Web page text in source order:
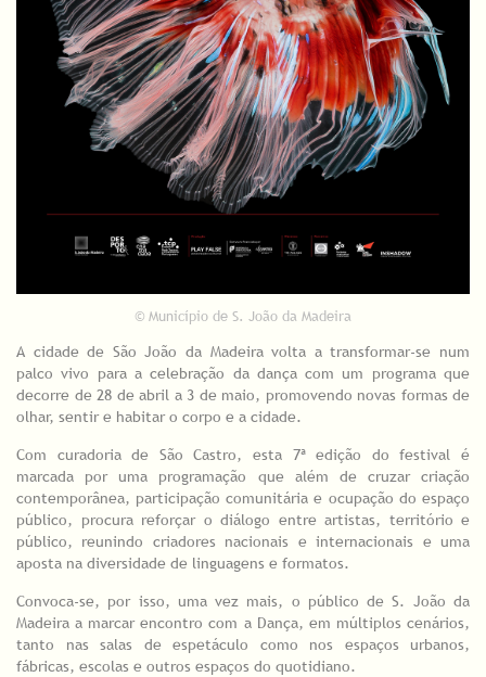
© Município de S. João da Madeira
A cidade de São João da Madeira volta a transformar-se num
palco vivo para a celebração da dança com um programa que
decorre de 28 de abril a 3 de maio, promovendo novas formas de
olhar, sentir e habitar o corpo e a cidade.
Com curadoria de São Castro, esta 7ª edição do festival é
marcada por uma programação que além de cruzar criação
contemporânea, participação comunitária e ocupação do espaço
público, procura reforçar o diálogo entre artistas, território e
público, reunindo criadores nacionais e internacionais e uma
aposta na diversidade de linguagens e formatos.
Convoca-se, por isso, uma vez mais, o público de S. João da
Madeira a marcar encontro com a Dança, em múltiplos cenários,
tanto nas salas de espetáculo como nos espaços urbanos,
fábricas, escolas e outros espaços do quotidiano.